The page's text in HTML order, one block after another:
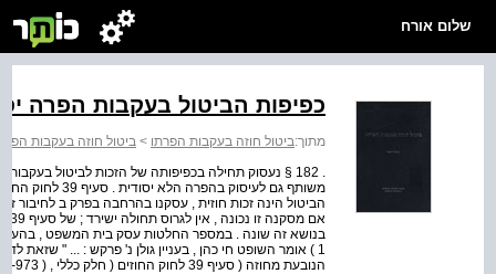
שלום אורח
כפיפות הביטול בעקבות הפרה
מתוך:ביטול חוזה בעקבות הפרתו > ביטול חוזה בעקבות
. 182 § נעסוק תחילה בכפיפותה של הזכות לביטול
משותף גם
הביטול הינה זכות חוזית , עסקנו בהרחבה בפרק ב לחיבור
בנושא זה שונה . במספר החלטות עסק בית המשפט ,
1 ) אומר השופט חי כהן , בעניין גולן נ' פרקש : ... " שזאת